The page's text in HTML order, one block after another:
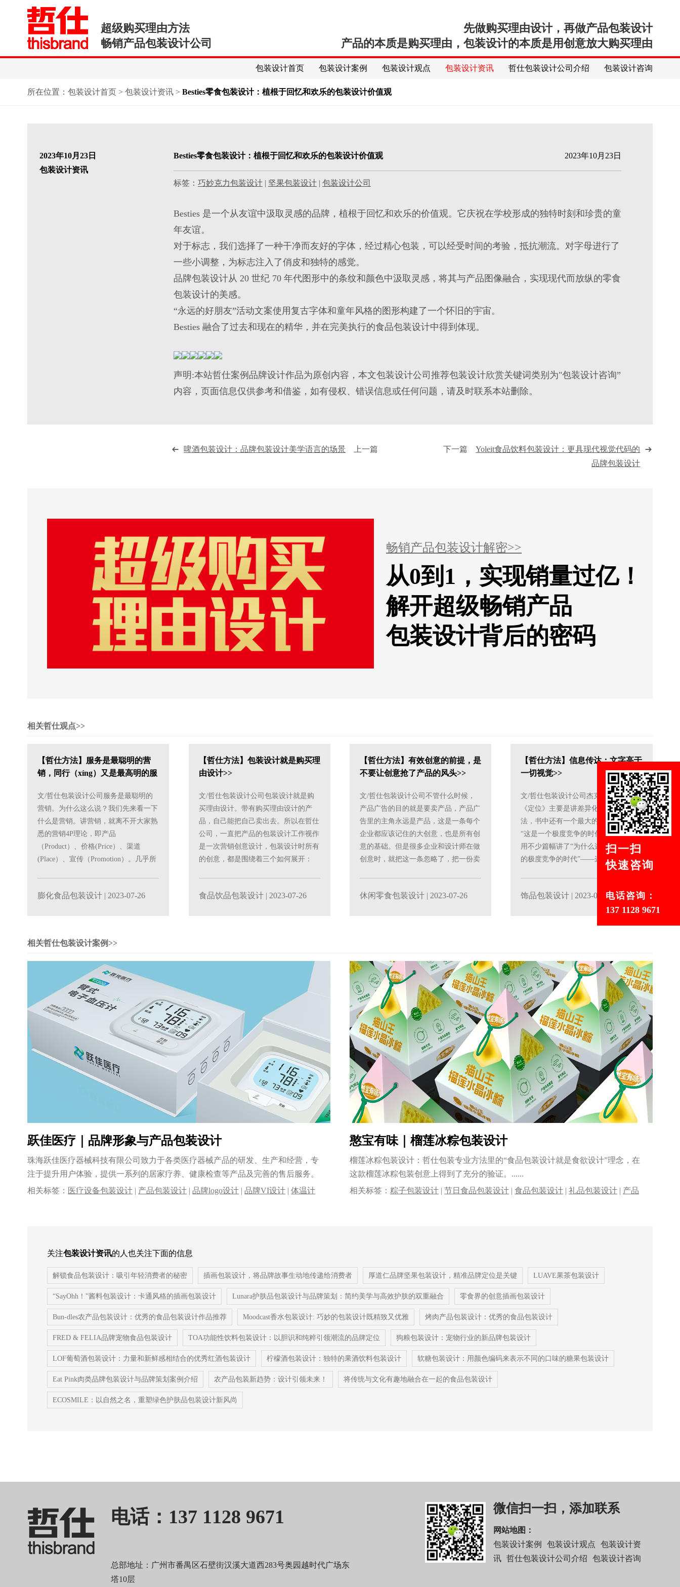
超级购买理由方法
畅销产品包装设计公司
先做购买理由设计，再做产品包装设计
产品的本质是购买理由，包装设计的本质是用创意放大购买理由
包装设计首页 包装设计案例 包装设计观点 包装设计资讯 哲仕包装设计公司介绍 包装设计咨询
所在位置： 包装设计首页> 包装设计资讯> Besties零食包装设计：植根于回忆和欢乐的包装设计价值观
2023年10月23日
包装设计资讯
Besties零食包装设计：植根于回忆和欢乐的包装设计价值观 2023年10月23日
标签： 巧妙克力包装设计| 坚果包装设计| 包装设计公司
Besties 是一个从友谊中汲取灵感的品牌 ，植根于回忆和欢乐的价值观。它庆祝在学校形成的独特时刻和珍贵的童
年友谊。
对于标志，我们选择了一种干净而友好的字体，经过精心包装 ，可以经受时间的考验，抵抗潮流。对字母进行了
一些小调整，为标志注入了俏皮和独特的感觉。
品牌包装设计从 20 世纪 70 年代图形中的条纹和颜色中汲取灵感，将其与产品图像融合，实现现代而放纵的零食
包装设计的美感。
“永远的好朋友”活动文案使用复古字体和童年风格的图形构建了一个怀旧的宇宙。
Besties 融合了过去和现在的精华，并在完美执行的食品包装设计中得到体现。
声明:本站哲仕案例品牌设计作品为原创内容，本文包装设计公司推荐包装设计欣赏关键词类别为"包装设计咨询”
内容，页面信息仅供参考和借鉴，如有侵权、错误信息或任何问题，请及时联系本站删除。
啤酒包装设计：品牌包装设计美学语言的场景 上一篇 下一篇Yoleit食品饮料包装设计：更具现代视觉代码的
品牌包装设计
畅销产品包装设计解密>>
从0到1，实现销量过亿！
解开超级畅销产品
包装设计背后的密码
相关哲仕观点>>
【哲仕方法】服务是最聪明的营
销，同行（xíng）又是最高明的服
文/哲仕包装设计公司服务是最聪明的
营销。为什么这么说？我们先来看一下
什么是营销。讲营销，就离不开大家熟
悉的营销4P理论，即产品
（Product）、价格(Price）、渠道
(Place）、宣传（Promotion）。几乎所
膨化食品包装设计 | 2023-07-26
【哲仕方法】包装设计就是购买理
由设计>>
文/哲仕包装设计公司包装设计就是购
买理由设计。带有购买理由设计的产
品，自己能把自己卖出去。所以在哲仕
公司，一直把产品的包装设计工作视作
是一次营销创意设计，包装设计时所有
的创意，都是围绕着三个如何展开：
食品饮品包装设计| 2023-07-26
【哲仕方法】有效创意的前提，是
不要让创意抢了产品的风头>>
文/哲仕包装设计公司不管什么时候，
产品广告的目的就是要卖产品，产品广
告里的主角永远是产品，这是一条每个
企业都应该记住的大创意，也是所有创
意的基础。但是很多企业和设计师在做
创意时，就把这一条忽略了，把一份卖
休闲零食包装设计 | 2023-07-26
【哲仕方法】信息传达：文字高于
一切视觉>>
文/哲仕包装设计公司杰克·特劳特的
《定位》主要是讲差异化的品牌营销方
法，书中还有一个最大的默认前提——
“这是一个极度竞争的时代”，他在前面
用不少篇幅讲了“为什么这是不可避免
的极度竞争的时代”——这是一个信息
饰品包装设计 | 2023-07-26
相关哲仕包装设计案例>>
跃佳医疗｜品牌形象与产品包装设计
珠海跃佳医疗器械科技有限公司致力于各类医疗器械产品的研发、生产和经营，专
注于提升用户体验，提供一系列的居家疗养、健康检查等产品及完善的售后服务。
建立了......
相关标签： 医疗设备包装设计 | 产品包装设计 |品牌logo设计 |品牌VI设计 |体温计
憨宝有味｜榴莲冰粽包装设计
榴莲冰粽包装设计：哲仕包装专业方法里的“食品包装设计就是食欲设计”理念，在
这款榴莲冰粽包装创意上得到了充分的验证。......
相关标签：粽子包装设计 |节日食品包装设计 |食品包装设计 |礼品包装设计 | 产品
关注包装设计资讯的人也关注下面的信息
解锁食品包装设计：吸引年轻消费者的秘密 插画包装设计，将品牌故事生动地传递给消费者 厚道仁品牌坚果包装设计，精准品牌定位是关键 LUAVE果茶包装设计
“SayOhh！”酱料包装设计：卡通风格的插画包装设计 Lunara护肤品包装设计与品牌策划：简约美学与高效护肤的双重融合 零食界的创意插画包装设计
Bun-dles农产品包装设计：优秀的食品包装设计作品推荐 Moodcast香水包装设计: 巧妙的包装设计既精致又优雅 烤肉产品包装设计：优秀的食品包装设计
FRED & FELIA品牌宠物食品包装设计 TOA功能性饮料包装设计：以胆识和纯粹引领潮流的品牌定位 狗粮包装设计：宠物行业的新品牌包装设计
LOF葡萄酒包装设计：力量和新鲜感相结合的优秀红酒包装设计 柠檬酒包装设计：独特的果酒饮料包装设计 软糖包装设计：用颜色编码来表示不同的口味的糖果包装设计
Eat Pink肉类品牌包装设计与品牌策划案例介绍 农产品包装新趋势：设计引领未来！ 将传统与文化有趣地融合在一起的食品包装设计
ECOSMILE：以自然之名，重塑绿色护肤品包装设计新风尚
电话：137 1128 9671
总部地址：广州市番禺区石壁街汉溪大道西283号奥园越时代广场东
塔10层
微信扫一扫，添加联系
网站地图：
包装设计案例
包装设计观点
包装设计资
讯
哲仕包装设计公司介绍 包装设计咨询
扫一扫
快速咨询
电话咨询：
137 1128 9671